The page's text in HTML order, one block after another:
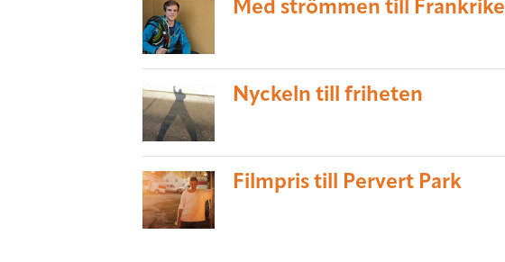
Med strömmen till Frankrike
Nyckeln till friheten
Filmpris till Pervert Park